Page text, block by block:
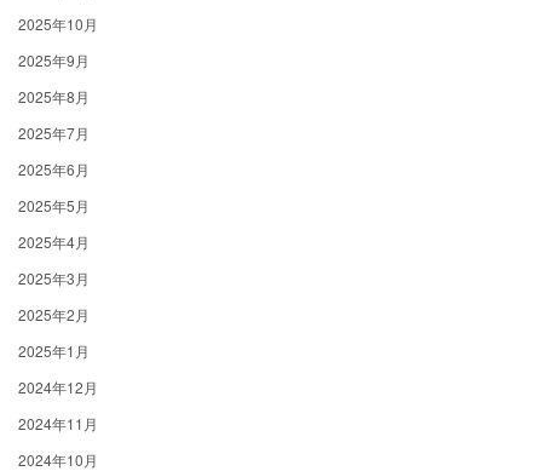
2025年10月
2025年9月
2025年8月
2025年7月
2025年6月
2025年5月
2025年4月
2025年3月
2025年2月
2025年1月
2024年12月
2024年11月
2024年10月